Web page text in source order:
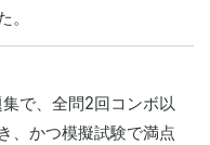
。
で、全問2回コンボ以
、かつ模擬試験で満点